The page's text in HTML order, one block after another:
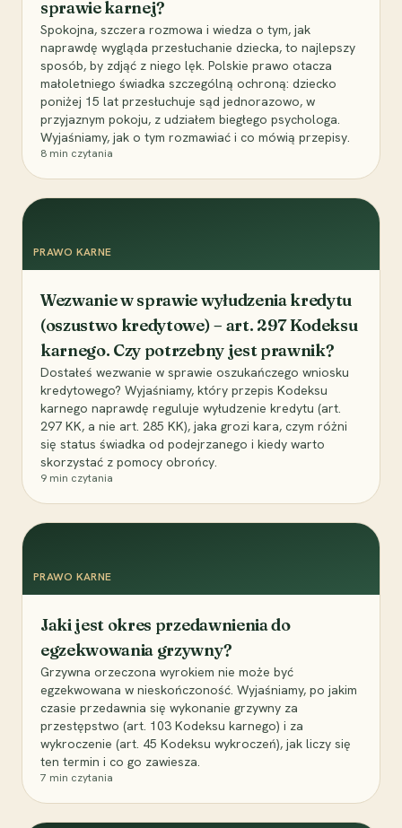
sprawie karnej?
Spokojna, szczera rozmowa i wiedza o tym, jak
naprawdę wygląda przesłuchanie dziecka, to najlepszy
sposób, by zdjąć z niego lęk. Polskie prawo otacza
małoletniego świadka szczególną ochroną: dziecko
poniżej 15 lat przesłuchuje sąd jednorazowo, w
przyjaznym pokoju, z udziałem biegłego psychologa.
Wyjaśniamy, jak o tym rozmawiać i co mówią przepisy.
8 min czytania
PRAWO KARNE
Wezwanie w sprawie wyłudzenia kredytu
(oszustwo kredytowe) – art. 297 Kodeksu
karnego. Czy potrzebny jest prawnik?
Dostałeś wezwanie w sprawie oszukańczego wniosku
kredytowego? Wyjaśniamy, który przepis Kodeksu
karnego naprawdę reguluje wyłudzenie kredytu (art.
297 KK, a nie art. 285 KK), jaka grozi kara, czym różni
się status świadka od podejrzanego i kiedy warto
skorzystać z pomocy obrońcy.
9 min czytania
PRAWO KARNE
Jaki jest okres przedawnienia do
egzekwowania grzywny?
Grzywna orzeczona wyrokiem nie może być
egzekwowana w nieskończoność. Wyjaśniamy, po jakim
czasie przedawnia się wykonanie grzywny za
przestępstwo (art. 103 Kodeksu karnego) i za
wykroczenie (art. 45 Kodeksu wykroczeń), jak liczy się
ten termin i co go zawiesza.
7 min czytania